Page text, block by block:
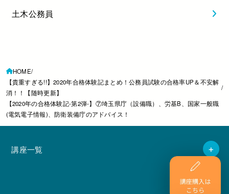
土木公務員
HOME
【貴重すぎる!!】2020年合格体験記まとめ！公務員試験の合格率UP＆不安解
消！！【随時更新】
【2020年の合格体験記-第2弾-】⑦埼玉県庁（設備職）、労基B、国家一般職
(電気電子情報)、防衛装備庁のアドバイス！
講座一覧